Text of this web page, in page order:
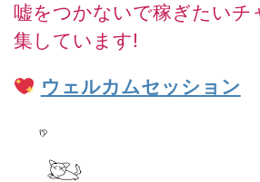
嘘をつかないで稼ぎたいチ
集しています!
ウェルカムセッション